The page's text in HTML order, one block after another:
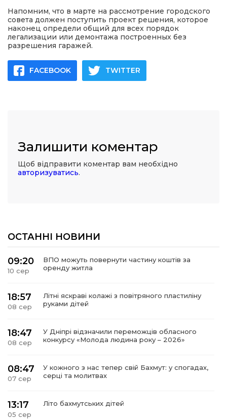
Напомним, что в марте на рассмотрение городского
совета должен поступить проект решения, которое
наконец определи общий для всех порядок
легализации или демонтажа построенных без
разрешения гаражей.
FACEBOOK TWITTER
Залишити коментар
Щоб відправити коментар вам необхідно
авторизуватись.
ОСТАННІ НОВИНИ
09:20
10 сер
ВПО можуть повернути частину коштів за
оренду житла
18:57
08 сер
Літні яскраві колажі з повітряного пластиліну
руками дітей
18:47
08 сер
У Дніпрі відзначили переможців обласного
конкурсу «Молода людина року – 2026»
08:47
07 сер
У кожного з нас тепер свій Бахмут: у спогадах,
серці та молитвах
13:17
05 сер
Літо бахмутських дітей